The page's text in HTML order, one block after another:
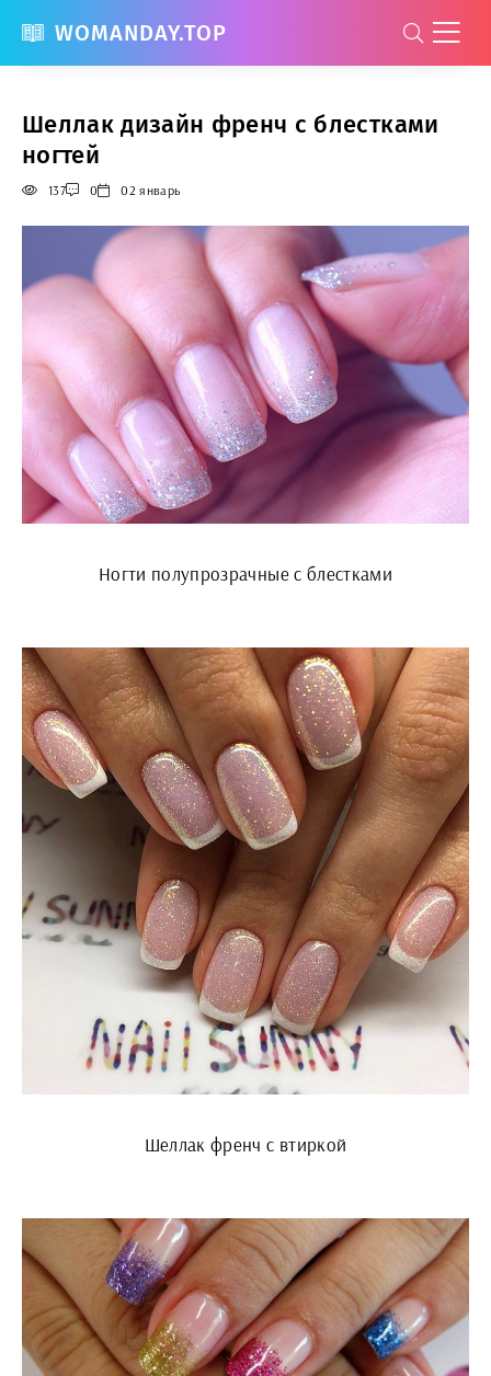
WOMANDAY.TOP
Шеллак дизайн френч с блестками
ногтей
137 0 02 январь
Ногти полупрозрачные с блестками
Шеллак френч с втиркой